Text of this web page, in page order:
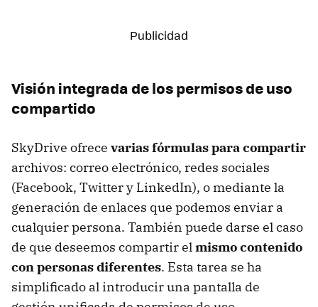
Visión integrada de los permisos de uso
compartido
SkyDrive ofrece varias fórmulas para compartir
archivos: correo electrónico, redes sociales
(Facebook, Twitter y LinkedIn), o mediante la
generación de enlaces que podemos enviar a
cualquier persona. También puede darse el caso
de que deseemos compartir elmismo contenido
con personas diferentes. Esta tarea se ha
simplificado al introducir una pantalla de